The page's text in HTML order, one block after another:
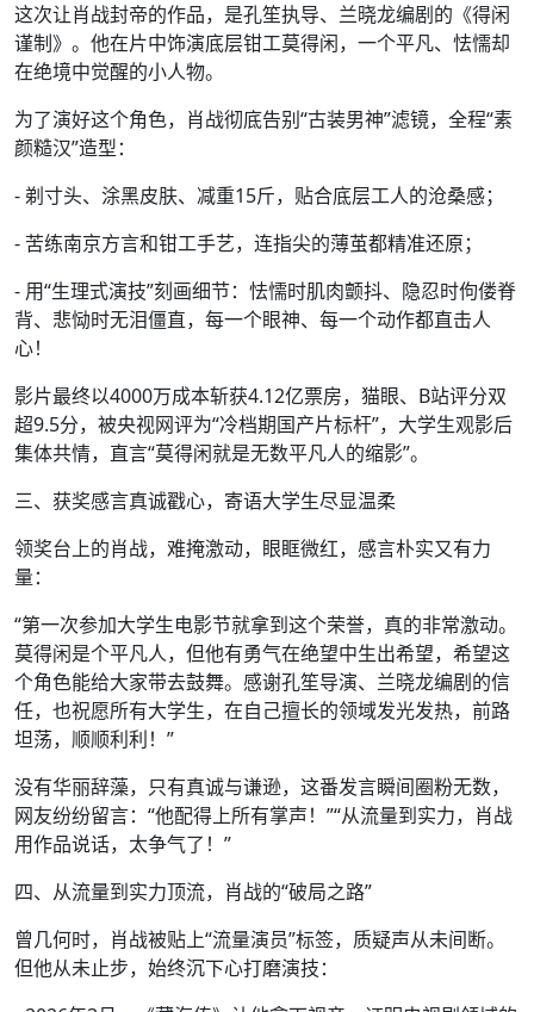
这次让肖战封帝的作品，是孔笙执导、兰晓龙编剧的《得闲
谨制》。他在片中饰演底层钳工莫得闲，一个平凡、怯懦却
在绝境中觉醒的小人物。
为了演好这个角色，肖战彻底告别“古装男神”滤镜，全程“素
颜糙汉”造型：
- 剃寸头、涂黑皮肤、减重15斤，贴合底层工人的沧桑感；
- 苦练南京方言和钳工手艺，连指尖的薄茧都精准还原；
- 用“生理式演技”刻画细节：怯懦时肌肉颤抖、隐忍时佝偻脊
背、悲恸时无泪僵直，每一个眼神、每一个动作都直击人
心！
影片最终以4000万成本斩获4.12亿票房，猫眼、B站评分双
超9.5分，被央视网评为“冷档期国产片标杆”，大学生观影后
集体共情，直言“莫得闲就是无数平凡人的缩影”。
三、获奖感言真诚戳心，寄语大学生尽显温柔
领奖台上的肖战，难掩激动，眼眶微红，感言朴实又有力
量：
“第一次参加大学生电影节就拿到这个荣誉，真的非常激动。
莫得闲是个平凡人，但他有勇气在绝望中生出希望，希望这
个角色能给大家带去鼓舞。感谢孔笙导演、兰晓龙编剧的信
任，也祝愿所有大学生，在自己擅长的领域发光发热，前路
坦荡，顺顺利利！”
没有华丽辞藻，只有真诚与谦逊，这番发言瞬间圈粉无数，
网友纷纷留言：“他配得上所有掌声！”“从流量到实力，肖战
用作品说话，太争气了！”
四、从流量到实力顶流，肖战的“破局之路”
曾几何时，肖战被贴上“流量演员”标签，质疑声从未间断。
但他从未止步，始终沉下心打磨演技：